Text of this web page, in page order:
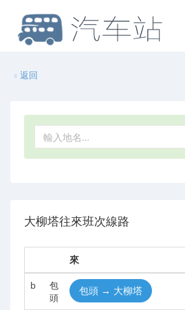
返回
大柳塔往來班次線路
來
b
包
頭
包頭 → 大柳塔